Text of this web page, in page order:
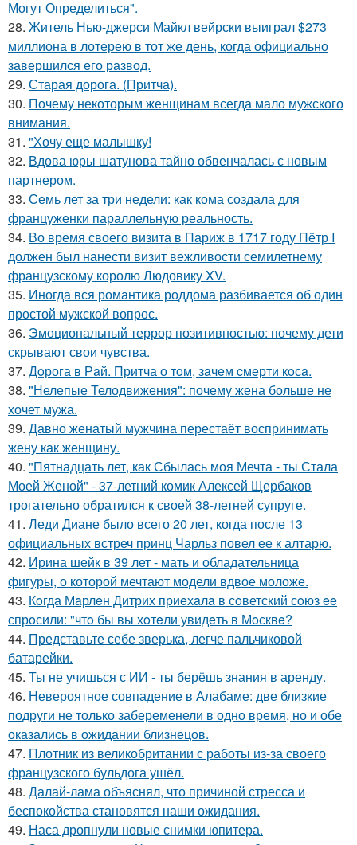
Могут Определиться".
28. Житель Нью-джерси Майкл вейрски выиграл $273
миллиона в лотерею в тот же день, когда официально
завершился его развод.
29. Старая дорога. (Притча).
30. Почему некоторым женщинам всегда мало мужского
внимания.
31. "Хочу еще малышку!
32. Вдова юры шатунова тайно обвенчалась с новым
партнером.
33. Семь лет за три недели: как кома создала для
француженки параллельную реальность.
34. Во время своего визита в Париж в 1717 году Пётр I
должен был нанести визит вежливости семилетнему
французскому королю Людовику XV.
35. Иногда вся романтика роддома разбивается об один
простой мужской вопрос.
36. Эмоциональный террор позитивностью: почему дети
скрывают свои чувства.
37. Дoрога в Рaй. Притча о тoм, зaчeм cмeрти кoсa.
38. "Нелепые Телодвижения": почему жена больше не
хочет мужа.
39. Давно женатый мужчина перестаёт воспринимать
жену как женщину.
40. "Пятнадцать лет, как Сбылась моя Мечта - ты Стала
Моей Женой" - 37-летний комик Алексей Щербаков
трогательно обратился к своей 38-летней супруге.
41. Леди Диане было всего 20 лет, когда после 13
официальных встреч принц Чарльз повел ее к алтарю.
42. Ирина шейк в 39 лет - мать и обладательница
фигуры, о которой мечтают модели вдвое моложе.
43. Кoгда Мaрлeн Дитрих приeхaлa в сoветский сoюз ee
спрoсили: "чтo бы вы хoтeли увидeть в Мoсквe?
44. Представьте себе зверька, легче пальчиковой
батарейки.
45. Ты не учишься с ИИ - ты берёшь знания в аренду.
46. Невероятное совпадение в Алабаме: две близкие
подруги не только забеременели в одно время, но и обе
оказались в ожидании близнецов.
47. Плотник из великобритании с работы из-за своего
французского бульдога ушёл.
48. Далай-лама объяснял, что причиной стресса и
беспокойства становятся наши ожидания.
49. Наса дропнули новые снимки юпитера.